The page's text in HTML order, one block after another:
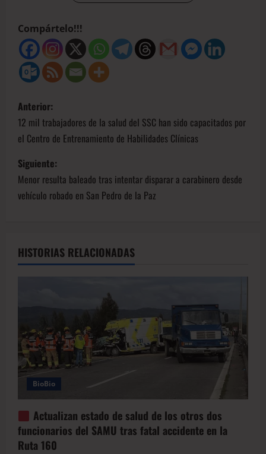
Compártelo!!!
Anterior:
12 mil trabajadores de la salud del SSC han sido capacitados por
el Centro de Entrenamiento de Habilidades Clínicas
Siguiente:
Menor resulta baleado tras intentar disparar a carabinero desde
vehículo robado en San Pedro de la Paz
HISTORIAS RELACIONADAS
BioBio
Actualizan estado de salud de los otros dos
funcionarios del SAMU tras fatal accidente en la
Ruta 160